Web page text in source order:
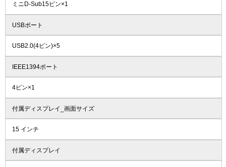
ミニD-Sub15ピン×1
USBポート
USB2.0(4ピン)×5
IEEE1394ポート
4ピン×1
付属ディスプレイ_画面サイズ
15 インチ
付属ディスプレイ